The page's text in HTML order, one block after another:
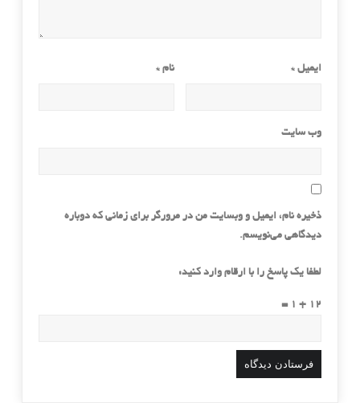
نام* ایمیل *
وب‌ سایت
ذخیره نام، ایمیل و وبسایت من در مرورگر برای زمانی که دوباره
دیدگاهی می‌نویسم.
لطفا یک پاسخ را با ارقام وارد کنید:
12 + 1 =